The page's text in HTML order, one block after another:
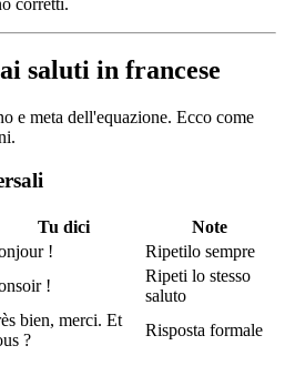
saluti in francese
e meta dell'equazione. Ecco come
Tu dici
Note
!
Ripetilo sempre
!
Ripeti lo stesso
saluto
bien, merci. Et
?
Risposta formale